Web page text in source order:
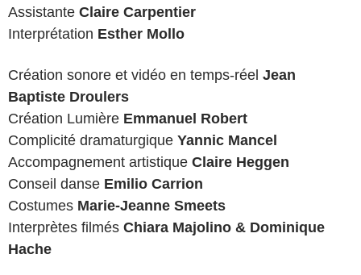
Assistante Claire Carpentier
Interprétation Esther Mollo
Création sonore et vidéo en temps-réel Jean
Baptiste Droulers
Création Lumière Emmanuel Robert
Complicité dramaturgique Yannic Mancel
Accompagnement artistique Claire Heggen
Conseil danse Emilio Carrion
Costumes Marie-Jeanne Smeets
Interprètes filmés Chiara Majolino & Dominique
Hache